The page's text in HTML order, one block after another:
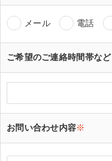
メール 電話
ご希望のご連絡時間帯など
お問い合わせ内容※